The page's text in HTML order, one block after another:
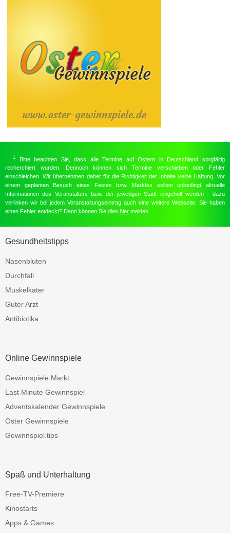
1
Bitte beachten Sie, dass alle Termine auf Ostern in Deutschland sorgfältig
recherchiert wurden. Dennoch können sich Termine verschieben oder Fehler
einschleichen. Wir übernehmen daher für die Richtigkeit der Inhalte keine Haftung. Vor
einem geplanten Besuch eines Festes bzw. Marktes sollten unbedingt aktuelle
Informationen des Veranstalters bzw. der jeweiligen Stadt eingeholt werden - dazu
verlinken wir bei jedem Veranstaltungseintrag auch eine weitere Webseite. Sie haben
einen Fehler entdeckt? Dann können Sie dies hier melden.
Gesundheitstipps
Nasenbluten
Durchfall
Muskelkater
Guter Arzt
Antibiotika
Online Gewinnspiele
Gewinnspiele Markt
Last Minute Gewinnspiel
Adventskalender Gewinnspiele
Oster Gewinnspiele
Gewinnspiel.tips
Spaß und Unterhaltung
Free-TV-Premiere
Kinostarts
Apps & Games